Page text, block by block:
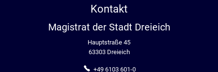
Kontakt
Magistrat der Stadt Dreieich
Hauptstraße 45
63303 Dreieich
+49 6103 601-0